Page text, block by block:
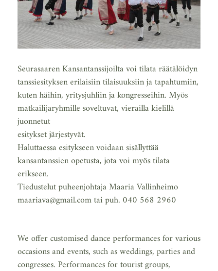
Seurasaaren Kansantanssijoilta voi tilata räätälöidyn
tanssiesityksen erilaisiin tilaisuuksiin ja tapahtumiin,
kuten häihin, yritysjuhliin ja kongresseihin. Myös
matkailijaryhmille soveltuvat, vierailla kielillä
juonnetut
esitykset järjestyvät.
Haluttaessa esitykseen voidaan sisällyttää
kansantanssien opetusta, jota voi myös tilata
erikseen.
Tiedustelut puheenjohtaja Maaria Vallinheimo
maariava@gmail.com tai puh. 040 568 2960
We offer customised dance performances for various
occasions and events, such as weddings, parties and
congresses. Performances for tourist groups,